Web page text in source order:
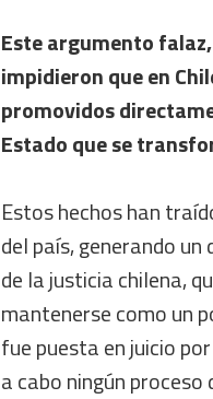
Este argumento
impidieron que en
promovidos
Estado que se
Estos hechos han
del país, generando
de la justicia chilena,
mantenerse como un
fue puesta en juicio
a cabo ningún